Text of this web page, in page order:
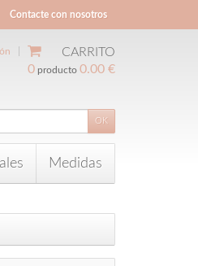
Contacte con nosotros
CARRITO
0 producto 0.00 €
Medidas